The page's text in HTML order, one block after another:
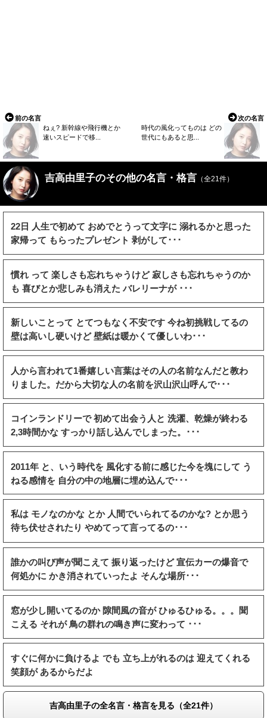
前の名言
ねぇ? 新幹線や飛行機とか
速いスピードで移...
次の名言
時代の風化ってものは どの
世代にもあると思...
吉高由里子のその他の名言・格言 （全21件）
22日 人生で初めて おめでとうって文字に 溺れるかと思った
家帰って もらったプレゼント 剥がして･･･
慣れ って 楽しさも忘れちゃうけど 寂しさも忘れちゃうのか
も 喜びとか悲しみも消えた バレリーナが ･･･
新しいことって とてつもなく不安です 今ね初挑戦してるの
壁は高いし硬いけど 壁紙は暖かくて優しいわ･･･
人から言われて1番嬉しい言葉はその人の名前なんだと教わ
りました。だから大切な人の名前を沢山沢山呼んで･･･
コインランドリーで 初めて出会う人と 洗濯、乾燥が終わる
2,3時間かな すっかり話し込んでしまった。･･･
2011年 と、いう時代を 風化する前に感じた今を塊にして う
ねる感情を 自分の中の地層に埋め込んで･･･
私は モノなのかな とか 人間でいられてるのかな? とか思う
待ち伏せされたり やめてって言ってるの･･･
誰かの叫び声が聞こえて 振り返ったけど 宣伝カーの爆音で
何処かに かき消されていったよ そんな場所･･･
窓が少し開いてるのか 隙間風の音が ひゅるひゅる。。。聞
こえる それが 鳥の群れの鳴き声に変わって ･･･
すぐに何かに負けるよ でも 立ち上がれるのは 迎えてくれる
笑顔が あるからだよ
吉高由里子の全名言・格言を見る（全21件）